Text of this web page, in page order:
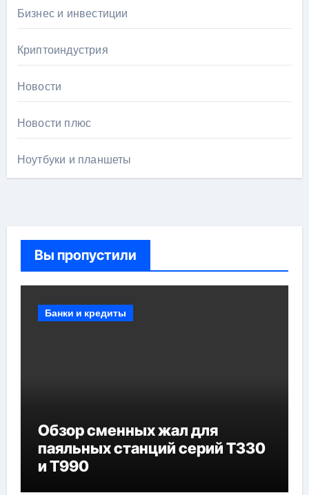
Бизнес и инвестиции
Криптоиндустрия
Новости
Новости плюс
Ноутбуки и планшеты
Вы пропустили
Банки и кредиты
Обзор сменных жал для
паяльных станций серий T330
и T990